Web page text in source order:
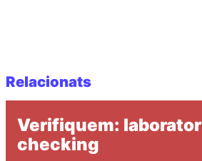
Relacionats
Verifiquem:
checking